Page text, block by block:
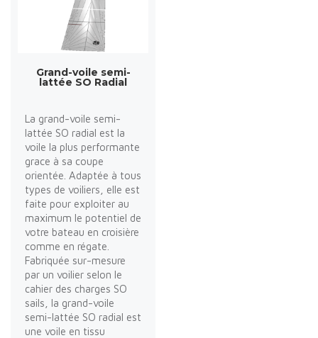
Grand-voile semi-
lattée SO Radial
La grand-voile semi-
lattée SO radial est la
voile la plus performante
grace à sa coupe
orientée. Adaptée à tous
types de voiliers, elle est
faite pour exploiter au
maximum le potentiel de
votre bateau en croisière
comme en régate.
Fabriquée sur-mesure
par un voilier selon le
cahier des charges SO
sails, la grand-voile
semi-lattée SO radial est
une voile en tissu